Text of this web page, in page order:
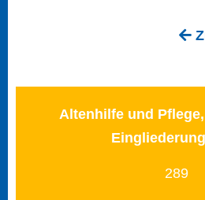
Altenhilfe und
289